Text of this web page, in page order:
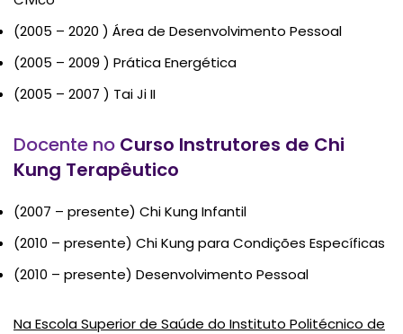
(2005 – 2020 ) Área de Desenvolvimento Pessoal
(2005 – 2009 ) Prática Energética
(2005 – 2007 ) Tai Ji II
Docente no Curso Instrutores de Chi
Kung Terapêutico
(2007 – presente) Chi Kung Infantil
(2010 – presente) Chi Kung para Condições Específicas
(2010 – presente) Desenvolvimento Pessoal
Na Escola Superior de Saúde do Instituto Politécnico de